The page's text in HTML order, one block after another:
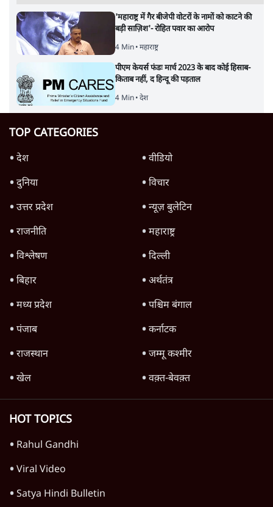
'महाराष्ट्र में गैर बीजेपी वोटरों के नामों को काटने की
बड़ी साज़िश'- रोहित पवार का आरोप
4 Min• महाराष्ट्र
पीएम केयर्स फंडः मार्च 2023 के बाद कोई हिसाब-
किताब नहीं, द हिन्दू की पड़ताल
4 Min• देश
TOP CATEGORIES
देश
वीडियो
दुनिया
विचार
उत्तर प्रदेश
न्यूज़ बुलेटिन
राजनीति
महाराष्ट्र
विश्लेषण
दिल्ली
बिहार
अर्थतंत्र
मध्य प्रदेश
पश्चिम बंगाल
पंजाब
कर्नाटक
राजस्थान
जम्मू कश्मीर
खेल
वक़्त-बेवक़्त
HOT TOPICS
Rahul Gandhi
Viral Video
Satya Hindi Bulletin